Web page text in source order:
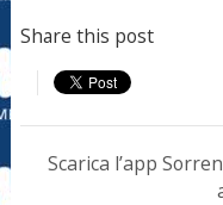
Share this post
Scarica l’app